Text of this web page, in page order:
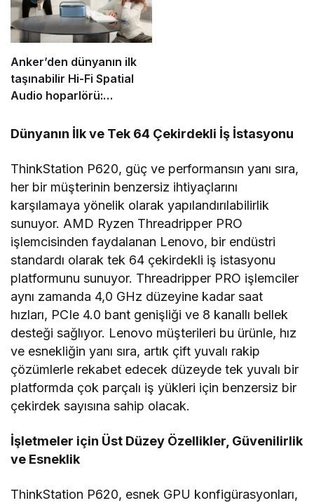
Anker’den dünyanın ilk
taşınabilir Hi-Fi Spatial
Audio hoparlörü:
Dünyanın İlk ve Tek 64 Çekirdekli İş İstasyonu
ThinkStation P620, güç ve performansın yanı sıra,
her bir müşterinin benzersiz ihtiyaçlarını
karşılamaya yönelik olarak yapılandırılabilirlik
sunuyor. AMD Ryzen Threadripper PRO
işlemcisinden faydalanan Lenovo, bir endüstri
standardı olarak tek 64 çekirdekli iş istasyonu
platformunu sunuyor. Threadripper PRO işlemciler
aynı zamanda 4,0 GHz düzeyine kadar saat
hızları, PCIe 4.0 bant genişliği ve 8 kanallı bellek
desteği sağlıyor. Lenovo müşterileri bu ürünle, hız
ve esnekliğin yanı sıra, artık çift yuvalı rakip
çözümlerle rekabet edecek düzeyde tek yuvalı bir
platformda çok parçalı iş yükleri için benzersiz bir
çekirdek sayısına sahip olacak.
İşletmeler için Üst Düzey Özellikler, Güvenilirlik
ve Esneklik
ThinkStation P620, esnek GPU konfigürasyonları,